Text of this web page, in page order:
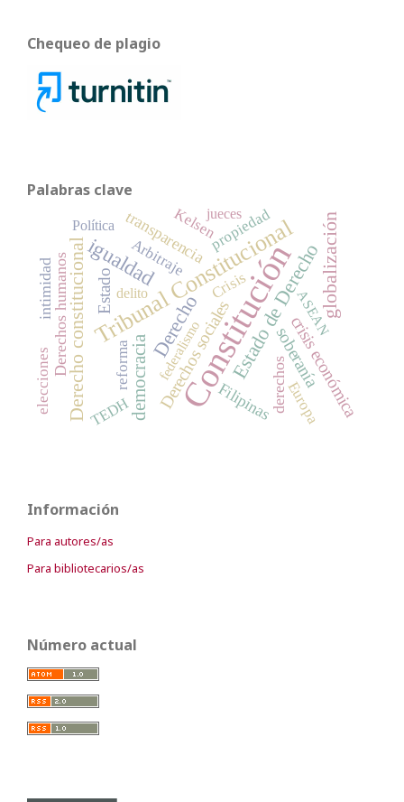
Chequeo de plagio
Palabras clave
Constitución
Tribunal Constitucional
igualdad Estado de Derechoglobalización
Derecho constitucional Derecho
democracia crisis económica
Derechos sociales
Estado
soberanía
Derechos humanos
transparencia
intimidad
Filipinasderechos
Crisis
reforma
TEDH
elecciones Europa
Arbitraje
propiedad
Kelsen
federalismo
Política
ASEAN
jueces
delito
Información
Para autores/as
Para bibliotecarios/as
Número actual